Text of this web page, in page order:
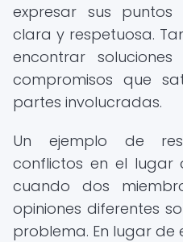
expresar sus
clara y respetuosa.
encontrar
compromisos que
partes involucradas.
Un ejemplo de
conflictos en el
cuando dos
opiniones diferentes
problema. En lugar de